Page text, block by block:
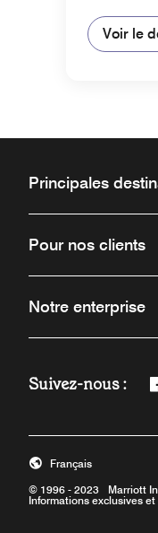
Voir le
Principales
Pour nos clients
Notre enterprise
Suivez-nous :
© 1996 - 2023 Marriott
Informations exclusives
Français